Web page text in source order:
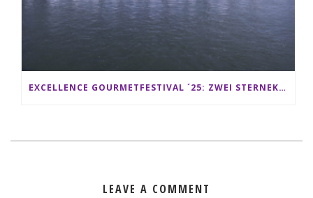
EXCELLENCE GOURMETFESTIVAL ´25: ZWEI STERNEKÖCHE ANTONIO GUIDA & DARIO MORESCO VERWÖHNEN IHRE GÄSTE AUF EINER LUXERIÖSEN SCHIFFSREISE
LEAVE A COMMENT